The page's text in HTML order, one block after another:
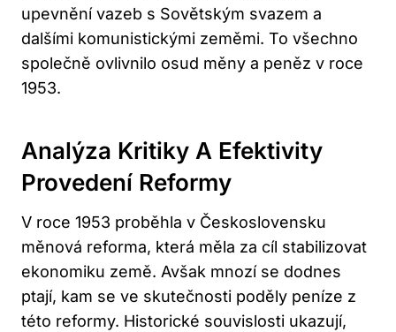
upevnění vazeb s Sovětským svazem a
dalšími komunistickými zeměmi. To všechno
společně ovlivnilo osud měny a peněz v roce
1953.
Analýza Kritiky A Efektivity
Provedení Reformy
V roce 1953 proběhla v Československu
měnová reforma, která měla za cíl stabilizovat
ekonomiku země. Avšak mnozí se dodnes
ptají, kam se ve skutečnosti poděly peníze z
této reformy. Historické souvislosti ukazují,